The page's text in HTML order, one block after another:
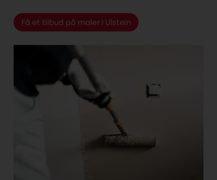
Få et tilbud på maler i Ulstein